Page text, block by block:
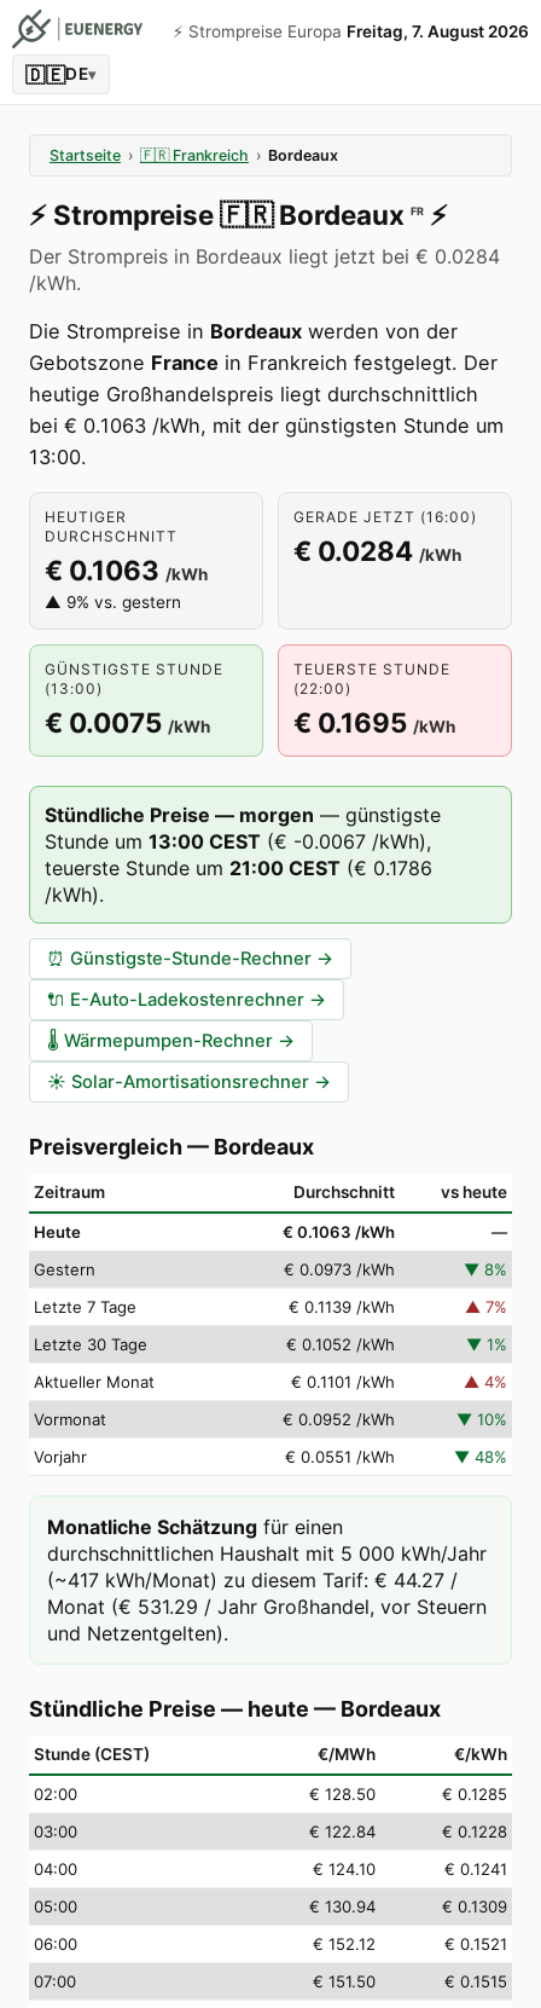
⚡️ Strompreise Europa Freitag, 7. August 2026
🇩🇪DE▾
Startseite › 🇫🇷 Frankreich › Bordeaux
⚡️ Strompreise🇫🇷 Bordeaux FR ⚡️
Der Strompreis in Bordeaux liegt jetzt bei € 0.0284
/kWh.
Die Strompreise in Bordeaux werden von der
Gebotszone France in Frankreich festgelegt. Der
heutige Großhandelspreis liegt durchschnittlich
bei € 0.1063 /kWh, mit der günstigsten Stunde um
13:00.
HEUTIGER
DURCHSCHNITT
€ 0.1063 /kWh
▲ 9% vs. gestern
GERADE JETZT (16:00)
€ 0.0284 /kWh
GÜNSTIGSTE STUNDE
(13:00)
€ 0.0075 /kWh
TEUERSTE STUNDE
(22:00)
€ 0.1695 /kWh
Stündliche Preise — morgen — günstigste
Stunde um 13:00 CEST (€ -0.0067 /kWh),
teuerste Stunde um 21:00 CEST (€ 0.1786
/kWh).
⏰ Günstigste-Stunde-Rechner →
🔌 E-Auto-Ladekostenrechner →
🌡️ Wärmepumpen-Rechner →
☀️ Solar-Amortisationsrechner →
Preisvergleich— Bordeaux
Zeitraum Durchschnitt vs heute
Heute € 0.1063 /kWh
—
Gestern
€ 0.0973 /kWh ▼ 8%
Letzte 7 Tage
€ 0.1139 /kWh ▲ 7%
Letzte 30 Tage
€ 0.1052 /kWh ▼ 1%
Aktueller Monat
€ 0.1101 /kWh ▲ 4%
Vormonat
€ 0.0952 /kWh ▼ 10%
Vorjahr
€ 0.0551 /kWh ▼ 48%
Monatliche Schätzung für einen
durchschnittlichen Haushalt mit 5 000 kWh/Jahr
(~417 kWh/Monat) zu diesem Tarif: € 44.27 /
Monat (€ 531.29 / Jahr Großhandel, vor Steuern
und Netzentgelten).
Stündliche Preise — heute — Bordeaux
Stunde (CEST) €/MWh €/kWh
02:00 € 128.50
€ 0.1285
03:00 € 122.84
€ 0.1228
04:00 € 124.10
€ 0.1241
05:00 € 130.94
€ 0.1309
06:00 € 152.12
€ 0.1521
07:00 € 151.50
€ 0.1515